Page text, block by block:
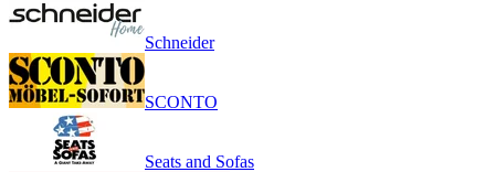
Schneider
SCONTO
Seats and Sofas